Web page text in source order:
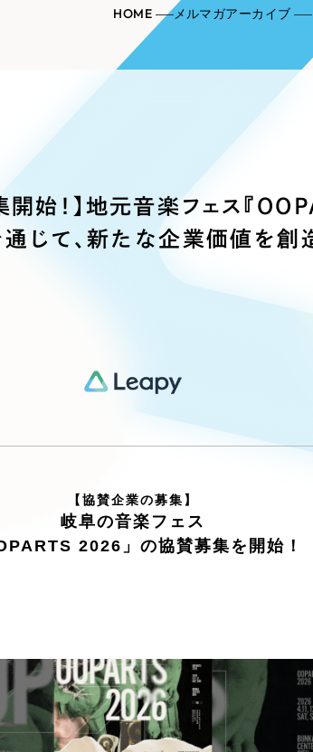
Pace クラ
・プロモーションサイト
マーケティングに関する情報を発信
Web戦略・地方創生に関する情報を発信
ンアーカイブ
ールマガジンのアーカイブ
制作実績
ECサイト（オンラインショップ）
LP（ランディングページ） （28件）
ブランディング（ロゴ・印刷物）
その他 （1件）
アウトソーシング（代行支援）
リープ・プロジェクト
「反響強化」を目的としたマーケティング代行
HOME メルマガアーカイブ
開始！】地元音楽フェス『
じて、新たな企業価値を創
【協賛企業の募集】
岐阜の音楽フェス
2026」の協賛募集を開始！